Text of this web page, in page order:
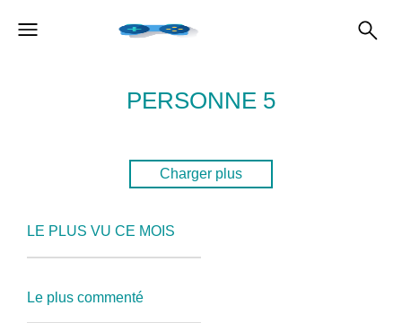
PERSONNE 5
Charger plus
LE PLUS VU CE MOIS
Le plus commenté